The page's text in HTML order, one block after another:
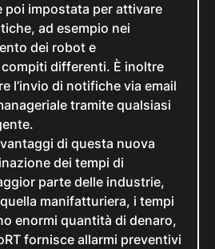
poi impostata per attivare
ad esempio nei
dei robot e
compiti differenti. È inoltre
l’invio di notifiche via email
tramite qualsiasi
di questa nuova
dei tempi di
parte delle industrie,
manifatturiera, i tempi
enormi quantità di denaro,
fornisce allarmi preventivi